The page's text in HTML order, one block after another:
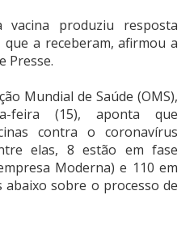
vacina produziu resposta
a receberam, afirmou a
Presse.
Mundial de Saúde (OMS),
feira (15), aponta que
contra o coronavírus
elas, 8 estão em fase
Moderna) e 110 em
abaixo sobre o processo de